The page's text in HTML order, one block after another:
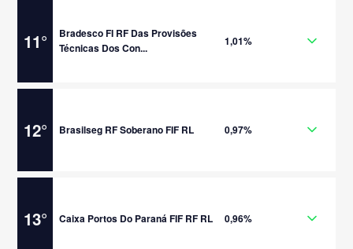
11°
Bradesco FI RF Das Provisões
Técnicas Dos Con...
1,01%
12° Brasilseg RF Soberano FIF RL 0,97%
13° Caixa Portos Do Paraná FIF RF RL 0,96%